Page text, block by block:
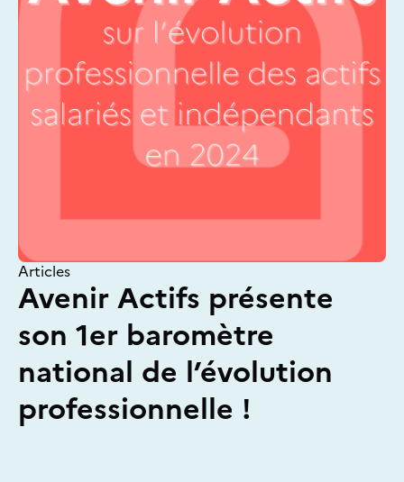
Articles
Avenir Actifs présente
son 1er baromètre
national de l’évolution
professionnelle !